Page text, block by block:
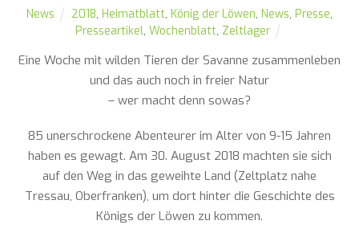
News 2018, Heimatblatt, König der Löwen, News, Presse,
Presseartikel,Wochenblatt, Zeltlager
Eine Woche mit wilden Tieren der Savanne zusammenleben
und das auch noch in freier Natur
– wer macht denn sowas?
85 unerschrockene Abenteurer im Alter von 9-15 Jahren
haben es gewagt. Am 30. August 2018 machten sie sich
auf den Weg in das geweihte Land (Zeltplatz nahe
Tressau, Oberfranken), um dort hinter die Geschichte des
Königs der Löwen zu kommen.